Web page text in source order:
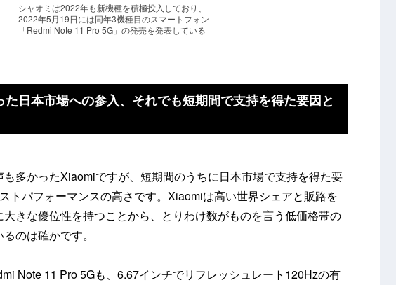
シャオミは2022年も新機種を積極投入しており、
2022年5月19日には同年3機種目のスマートフォン
「Redmi Note 11 Pro 5G」の発売を発表している
た日本市場への参入、それでも短期間で支持を得た要因と
多かったXiaomiですが、短期間のうちに日本市場で支持を得た要
トパフォーマンスの高さです。Xiaomiは高い世界シェアと販路を
きな優位性を持つことから、とりわけ数がものを言う低価格帯の
のは確かです。
Note 11 Pro 5Gも、6.67インチでリフレッシュレート120Hzの有